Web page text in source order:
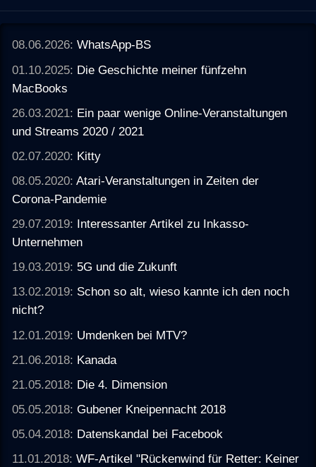
08.06.2026:WhatsApp-BS
01.10.2025: Die Geschichte meiner fünfzehn
MacBooks
26.03.2021: Ein paar wenige Online-Veranstaltungen
und Streams 2020 / 2021
02.07.2020: Kitty
08.05.2020:Atari-Veranstaltungen in Zeiten der
Corona-Pandemie
29.07.2019: Interessanter Artikel zu Inkasso-
Unternehmen
19.03.2019: 5G und die Zukunft
13.02.2019: Schon so alt, wieso kannte ich den noch
nicht?
12.01.2019: Umdenken bei MTV?
21.06.2018: Kanada
21.05.2018: Die 4. Dimension
05.05.2018:Gubener Kneipennacht 2018
05.04.2018: Datenskandal bei Facebook
11.01.2018:WF-Artikel "Rückenwind für Retter: Keiner